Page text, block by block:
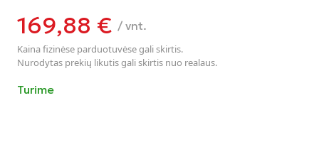
169,88 € / vnt.
Kaina fizinėse parduotuvėse gali skirtis.
Nurodytas prekių likutis gali skirtis nuo realaus.
Turime